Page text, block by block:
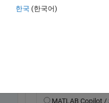
한국 (한국어)